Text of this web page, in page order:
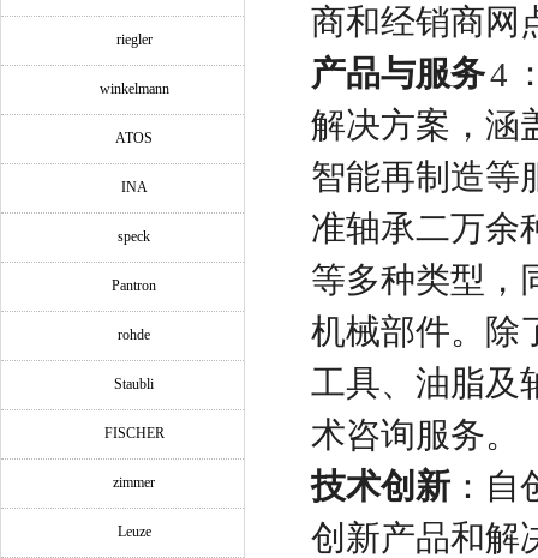
riegler
winkelmann
ATOS
INA
speck
Pantron
rohde
Staubli
FISCHER
zimmer
Leuze
商和经销商网
产品与服务4
解决方案，涵
智能再制造等
准轴承二万余
等多种类型，
机械部件。除
工具、油脂及
术咨询服务。
技术创新 ：
创新产品和解